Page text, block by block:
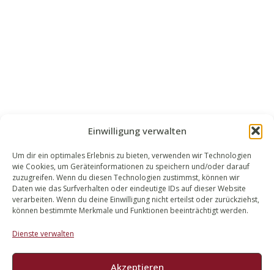
Einwilligung verwalten
Um dir ein optimales Erlebnis zu bieten, verwenden wir Technologien
wie Cookies, um Geräteinformationen zu speichern und/oder darauf
zuzugreifen. Wenn du diesen Technologien zustimmst, können wir
Daten wie das Surfverhalten oder eindeutige IDs auf dieser Website
verarbeiten. Wenn du deine Einwilligung nicht erteilst oder zurückziehst,
können bestimmte Merkmale und Funktionen beeinträchtigt werden.
Dienste verwalten
Akzeptieren
WALEK RECHTSANWÄLT​​E
Bachstraße 13
56727 Mayen
02651 98 900
info@walek-rechtsanwaelte.de